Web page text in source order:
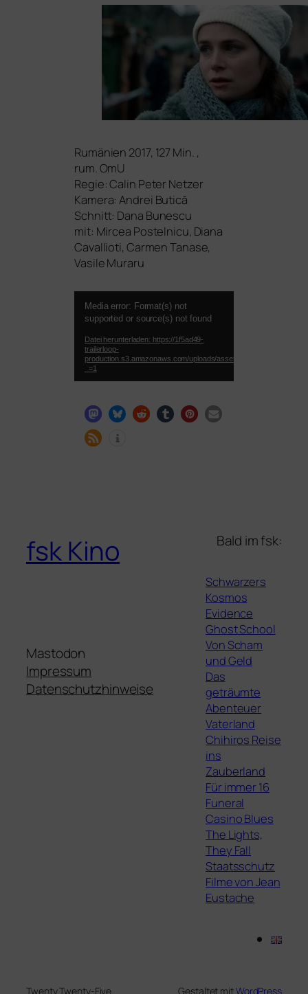
Rumänien 2017, 127 Min. ,
rum. OmU
Regie: Calin Peter Netzer
Kamera: Andrei Butică
Schnitt: Dana Bunescu
mit: Mircea Postelnicu, Diana
Cavallioti, Carmen Tanase,
Vasile Muraru
Video-
Player
Media error: Format(s) not
supported or source(s) not found
Datei herunterladen: https://1f5ad49-
trailerloop-
production.s3.amazonaws.com/uploads/asset_preview/video/file/
_=1
fsk Kino
Mastodon
Impressum
Datenschutzhinweise
Bald im fsk:
Schwarzers
Kosmos
Evidence
Ghost School
Von Scham
und Geld
Das
geträumte
Abenteuer
Vaterland
Chihiros Reise
ins
Zauberland
Für immer 16
Funeral
Casino Blues
The Lights,
They Fall
Staatsschutz
Filme von Jean
Eustache
Twenty Twenty-Five Gestaltet mitWordPress